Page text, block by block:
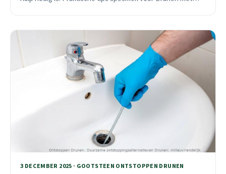
3 DECEMBER 2025 · GOOTSTEEN ONTSTOPPEN DRUNEN